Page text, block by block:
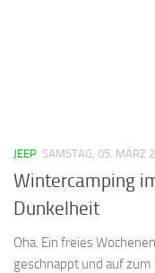
JEEP SAMSTAG, 05. MÄRZ
Wintercamping
Dunkelheit
Oha. Ein freies
geschnappt und auf